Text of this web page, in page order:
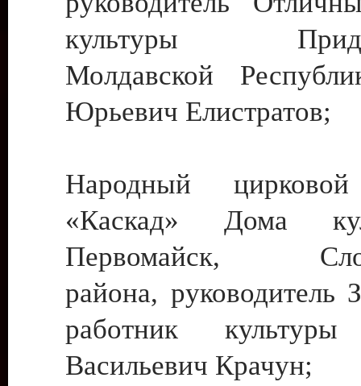
культуры
Молдавской
Юрьевич Елистратов;
Народный цирковой
«Каскад» Дома
Первомайск,
района, руководитель
работник культуры
Васильевич Крачун;